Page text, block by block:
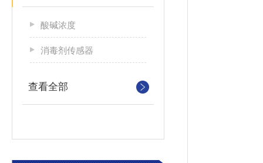
酸碱浓度
消毒剂传感器
查看全部